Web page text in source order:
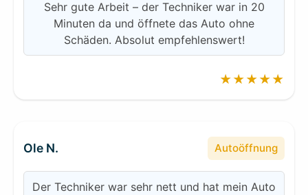
Sehr gute Arbeit – der Techniker war in 20
Minuten da und öffnete das Auto ohne
Schäden. Absolut empfehlenswert!
★★★★★
Ole N. Autoöffnung
Der Techniker war sehr nett und hat mein Auto